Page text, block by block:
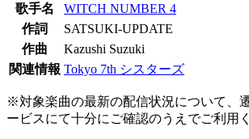
歌手名
WITCH NUMBER 4
作詞
SATSUKI-UPDATE
作曲
Kazushi Suzuki
関連情報 Tokyo 7th シスターズ
※対象楽曲の最新の配信状況について、
ービスにて十分にご確認のうえでご利用